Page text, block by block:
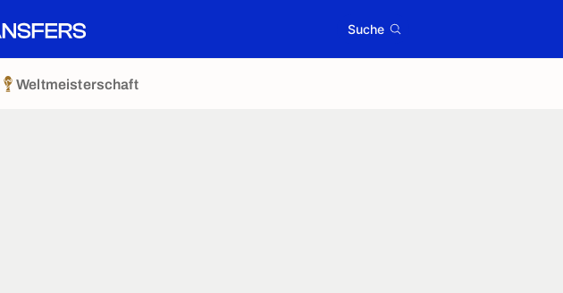
Suche
Weltmeisterschaft